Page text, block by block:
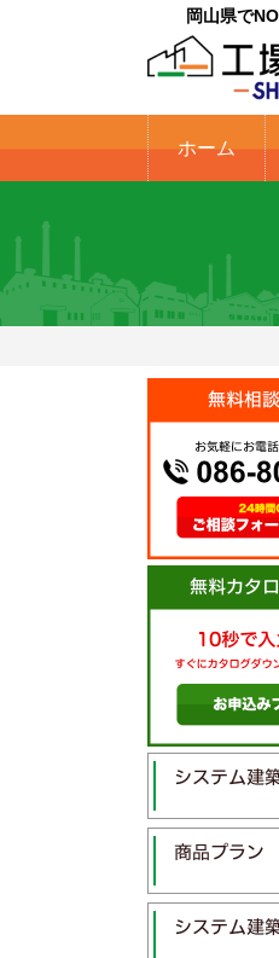
岡山県で
ホーム